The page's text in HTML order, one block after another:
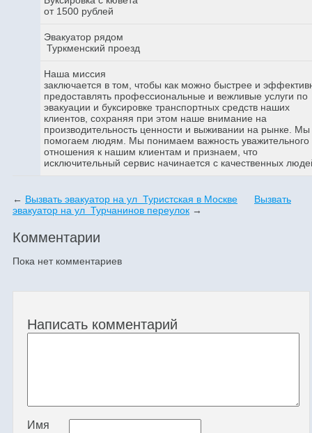
от 1500 рублей
Эвакуатор рядом
Туркменский проезд
Наша миссия
заключается в том, чтобы как можно быстрее и
предоставлять профессиональные и вежливые услуги по
эвакуации и буксировке транспортных средств наших
клиентов, сохраняя при этом наше внимание на
производительность ценности и выживании на рынке. Мы
помогаем людям. Мы понимаем важность уважительного
отношения к нашим клиентам и признаем, что
исключительный сервис начинается с качественных
← Вызвать эвакуатор на ул Туристская в Москве
Вызвать
эвакуатор на ул Турчанинов переулок →
Комментарии
Пока нет комментариев
Написать комментарий
Имя